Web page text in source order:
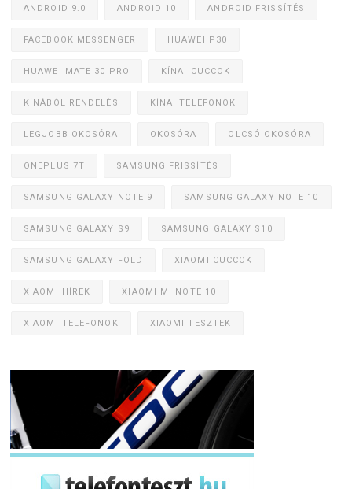
ANDROID 9.0 ANDROID 10 ANDROID FRISSÍTÉS
FACEBOOK MESSENGER HUAWEI P30
HUAWEI MATE 30 PRO KÍNAI CUCCOK
KÍNÁBÓL RENDELÉS KÍNAI TELEFONOK
LEGJOBB OKOSÓRA OKOSÓRA OLCSÓ OKOSÓRA
ONEPLUS 7T SAMSUNG FRISSÍTÉS
SAMSUNG GALAXY NOTE 9 SAMSUNG GALAXY NOTE 10
SAMSUNG GALAXY S9 SAMSUNG GALAXY S10
SAMSUNG GALAXY FOLD XIAOMI CUCCOK
XIAOMI HÍREK XIAOMI MI NOTE 10
XIAOMI TELEFONOK XIAOMI TESZTEK